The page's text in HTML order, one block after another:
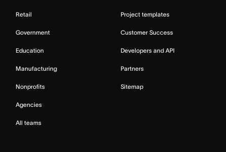
Retail
Government
Education
Manufacturing
Nonprofits
Agencies
All teams
Project templates
Customer Success
Developers and API
Partners
Sitemap